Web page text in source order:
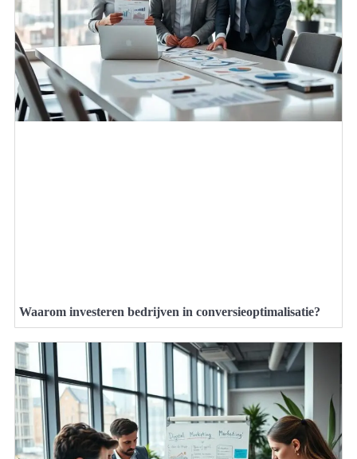
Waarom investeren bedrijven in conversieoptimalisatie?